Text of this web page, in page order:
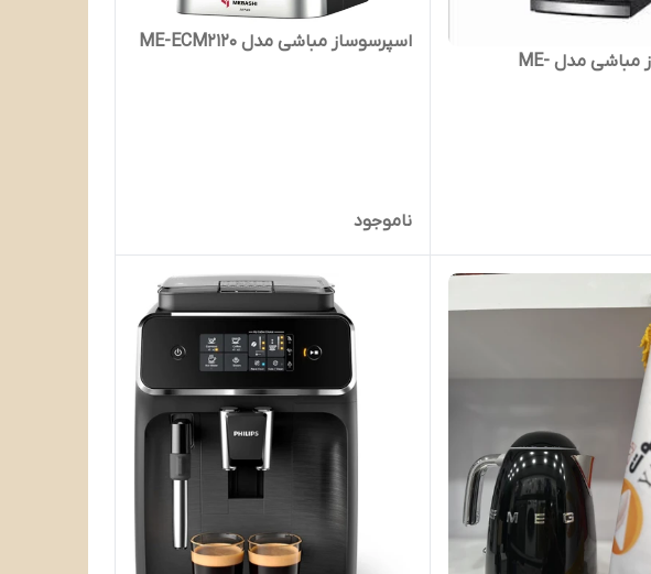
اسپرسوساز مباشی مدل ME-
اسپرسوساز مباشی مدل ME-ECM2120
ناموجود